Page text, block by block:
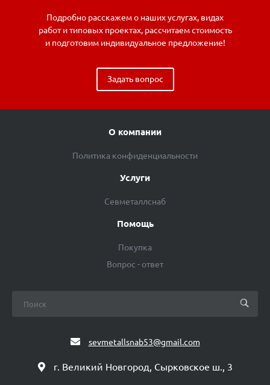
Подробно расскажем о наших услугах, видах
работ и типовых проектах, рассчитаем стоимость
и подготовим индивидуальное предложение!
Задать вопрос
О компании
Политика конфиденциальности
Услуги
Севметаллснаб
Помощь
Покупка
Вопрос - ответ
sevmetallsnab53@gmail.com
г. Великий Новгород, Сырковское ш., 3